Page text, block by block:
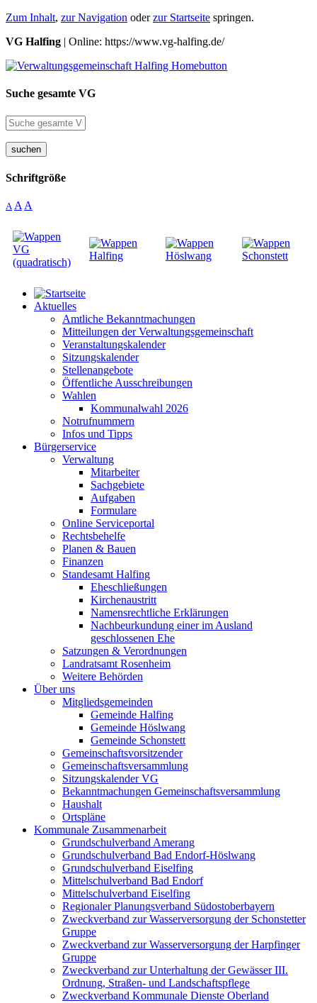
Zum Inhalt, zur Navigation oderzur Startseite springen.
VG Halfing | Online: https://www.vg-halfing.de/
Suche gesamte VG
suchen
Schriftgröße
A A A
Aktuelles
Amtliche Bekanntmachungen
Mitteilungen der Verwaltungsgemeinschaft
Veranstaltungskalender
Sitzungskalender
Stellenangebote
Öffentliche Ausschreibungen
Wahlen
Kommunalwahl 2026
Notrufnummern
Infos und Tipps
Bürgerservice
Verwaltung
Mitarbeiter
Sachgebiete
Aufgaben
Formulare
Online Serviceportal
Rechtsbehelfe
Planen & Bauen
Finanzen
Standesamt Halfing
Eheschließungen
Kirchenaustritt
Namensrechtliche Erklärungen
Nachbeurkundung einer im Ausland
geschlossenen Ehe
Satzungen & Verordnungen
Landratsamt Rosenheim
Weitere Behörden
Über uns
Mitgliedsgemeinden
Gemeinde Halfing
Gemeinde Höslwang
Gemeinde Schonstett
Gemeinschaftsvorsitzender
Gemeinschaftsversammlung
Sitzungskalender VG
Bekanntmachungen Gemeinschaftsversammlung
Haushalt
Ortspläne
Kommunale Zusammenarbeit
Grundschulverband Amerang
Grundschulverband Bad Endorf-Höslwang
Grundschulverband Eiselfing
Mittelschulverband Bad Endorf
Mittelschulverband Eiselfing
Regionaler Planungsverband Südostoberbayern
Zweckverband zur Wasserversorgung der Schonstetter
Gruppe
Zweckverband zur Wasserversorgung der Harpfinger
Gruppe
Zweckverband zur Unterhaltung der Gewässer III.
Ordnung, Straßen- und Landschaftspflege
Zweckverband Kommunale Dienste Oberland